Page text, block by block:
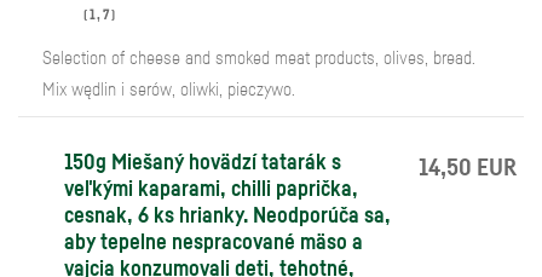
(1,7)
Selection of cheese and smoked meat products, olives, bread.
Mix wędlin i serów, oliwki, pieczywo.
150g Miešaný hovädzí tatarák s
veľkými kaparami, chilli paprička,
cesnak, 6 ks hrianky. Neodporúča sa,
aby tepelne nespracované mäso a
vajcia konzumovali deti, tehotné,
14,50 EUR